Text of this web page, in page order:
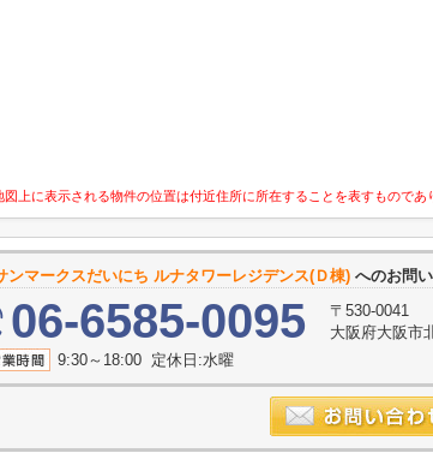
上に表示される物件の位置は付近住所に所在することを表すものであ
ンマークスだいにち ルナタワーレジデンス(Ｄ棟) へのお問
6585-0095
〒530-0041
大阪府大阪市
9:30～18:00 定休日:水曜